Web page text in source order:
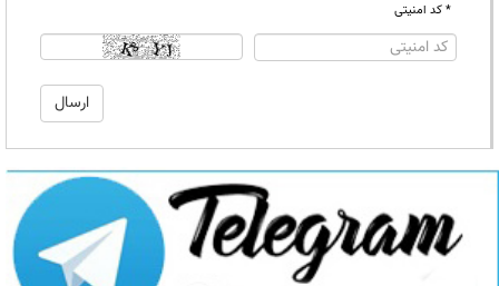
* کد امنیتی